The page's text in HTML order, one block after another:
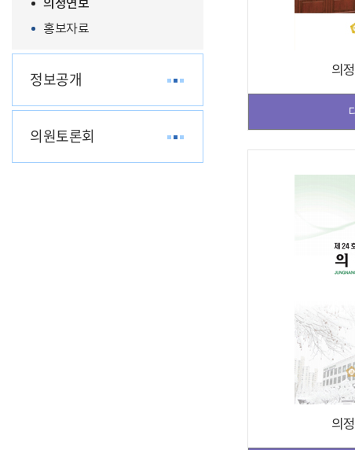
의정연보
홍보자료
정보공개
의원토론회
의
의